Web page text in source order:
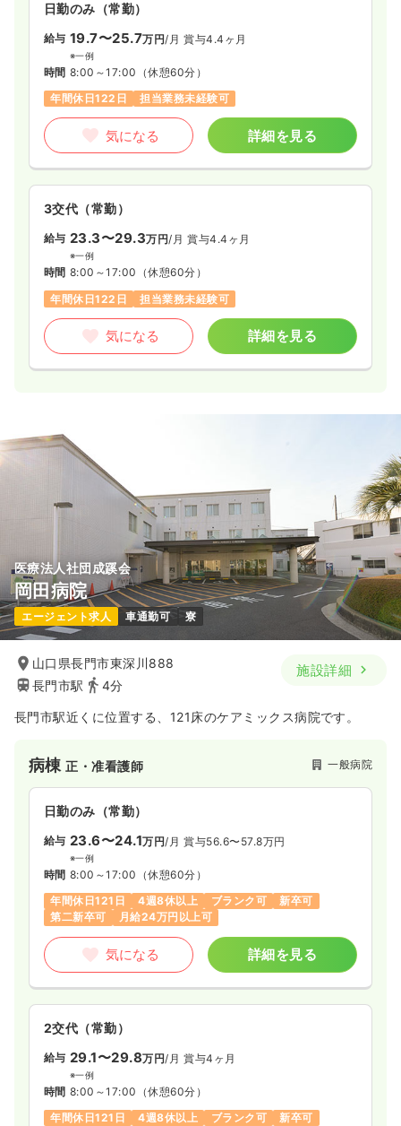
日勤のみ（常勤）
給与 19.7〜25.7万円/月 賞与4.4ヶ月
※一例
時間 8:00～17:00 （休憩60分）
年間休日122日
担当業務未経験可
気になる 詳細を見る
3交代（常勤）
給与 23.3〜29.3万円/月 賞与4.4ヶ月
※一例
時間 8:00～17:00 （休憩60分）
年間休日122日
担当業務未経験可
気になる 詳細を見る
医療法人社団成蹊会
岡田病院
エージェント求人 車通勤可 寮
山口県長門市東深川888
長門市駅
4分
施設詳細
長門市駅近くに位置する、121床のケアミックス病院です。
病棟正・准看護師 一般病院
日勤のみ（常勤）
給与 23.6〜24.1万円/月 賞与56.6〜57.8万円
※一例
時間 8:00～17:00 （休憩60分）
年間休日121日
4週8休以上 ブランク可
新卒可
第二新卒可
月給24万円以上可
気になる 詳細を見る
2交代（常勤）
給与 29.1〜29.8万円/月 賞与4ヶ月
※一例
時間 8:00～17:00 （休憩60分）
年間休日121日
4週8休以上 ブランク可
新卒可